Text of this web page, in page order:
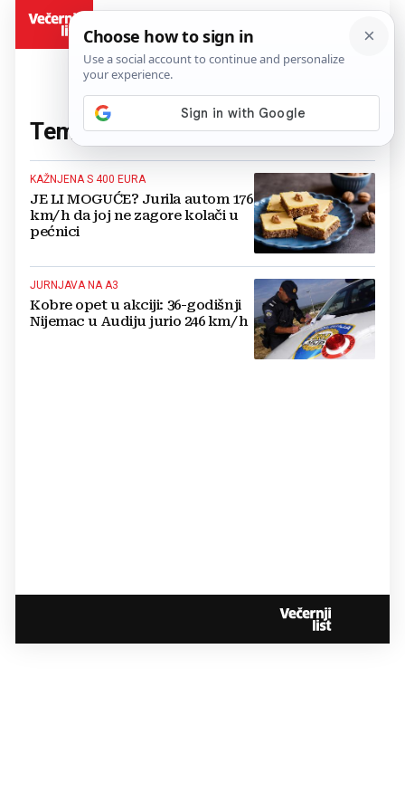
Tema:jurnjava(2 članaka)
KAŽNJENA S 400 EURA
JE LI MOGUĆE? Jurila autom 176
km/h da joj ne zagore kolači u
pećnici
JURNJAVA NA A3
Kobre opet u akciji: 36-godišnji
Nijemac u Audiju jurio 246 km/h